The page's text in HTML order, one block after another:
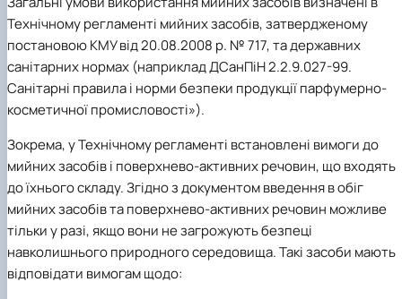
Технічному регламенті мийних засобів, затвердженому
постановою КМУ від 20.08.2008 р. № 717, та державних
санітарних нормах (наприклад ДСанПіН 2.2.9.027-99.
Санітарні правила і норми безпеки продукції парфумерно-
косметичної промисловості»).
Зокрема, у Технічному регламенті встановлені вимоги до
мийних засобів і поверхнево-активних речовин, що входять
до їхнього складу. Згідно з документом введення в обіг
мийних засобів та поверхнево-активних речовин можливе
тільки у разі, якщо вони не загрожують безпеці
навколишнього природного середовища. Такі засоби мають
відповідати вимогам щодо: